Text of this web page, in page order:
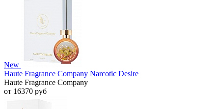
New
Haute Fragrance Company Narcotic Desire
Haute Fragrance Company
от 16370 руб